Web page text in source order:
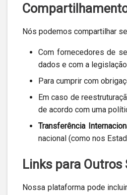
Nós podemos compartilhar
Com fornecedores de
dados e com a
Para cumprir com
Em caso de
de acordo com uma
Transferência
nacional (como nos
Links para Outros
Nossa plataforma pode